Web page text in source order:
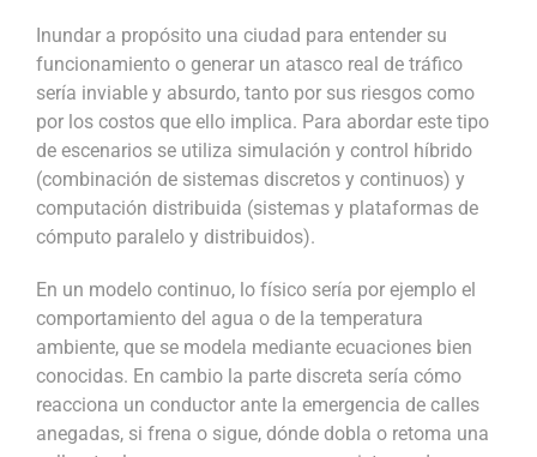
Inundar a propósito una ciudad para entender su
funcionamiento o generar un atasco real de tráfico
sería inviable y absurdo, tanto por sus riesgos como
por los costos que ello implica. Para abordar este tipo
de escenarios se utiliza simulación y control híbrido
(combinación de sistemas discretos y continuos) y
computación distribuida (sistemas y plataformas de
cómputo paralelo y distribuidos).
En un modelo continuo, lo físico sería por ejemplo el
comportamiento del agua o de la temperatura
ambiente, que se modela mediante ecuaciones bien
conocidas. En cambio la parte discreta sería cómo
reacciona un conductor ante la emergencia de calles
anegadas, si frena o sigue, dónde dobla o retoma una